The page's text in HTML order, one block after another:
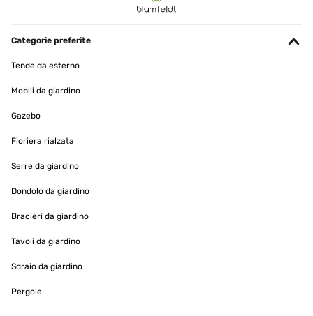
Winter in meinem Wintergarten absolut ausreichend.
Amazon-Benutzer
Categorie preferite
Tende da esterno
Mobili da giardino
Gazebo
Fioriera rialzata
Serre da giardino
Dondolo da giardino
Bracieri da giardino
Tavoli da giardino
Sdraio da giardino
Pergole